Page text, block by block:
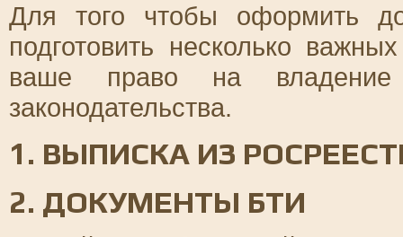
Для того чтобы оформить
подготовить несколько
ваше право на владение
законодательства.
1. ВЫПИСКА ИЗ
2. ДОКУМЕНТЫ БТИ